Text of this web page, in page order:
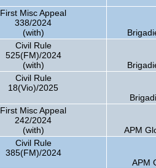
First Misc Appeal
338/2024
(with)
Civil Rule
525(FM)/2024
(with)
Civil Rule
18(Vio)/2025
First Misc Appeal
242/2024
(with)
APM
Civil Rule
385(FM)/2024
APM